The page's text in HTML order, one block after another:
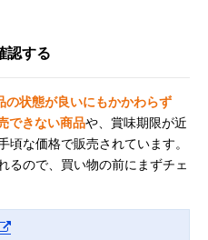
認する
の状態が良いにもかかわらず
できない商品や、賞味期限が近
な価格で販売されています。
るので、買い物の前にまずチェ